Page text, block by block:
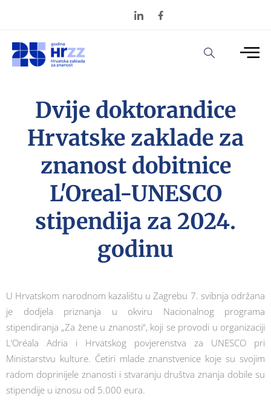
Dvije doktorandice
Hrvatske zaklade za
znanost dobitnice
L'Oreal-UNESCO
stipendija za 2024.
godinu
U Hrvatskom narodnom kazalištu u Zagrebu 7. svibnja održana
je dodjela priznanja u okviru Nacionalnog programa
stipendiranja „Za žene u znanosti“, koji se provodi u organizaciji
L’Oréala Adria i Hrvatskog povjerenstva za UNESCO pri
Ministarstvu kulture. Četiri mlade znanstvenice koje su svojim
radom doprinijele znanosti i stvaranju društva znanja dobile su
stipendije u iznosu od 5.000 eura.